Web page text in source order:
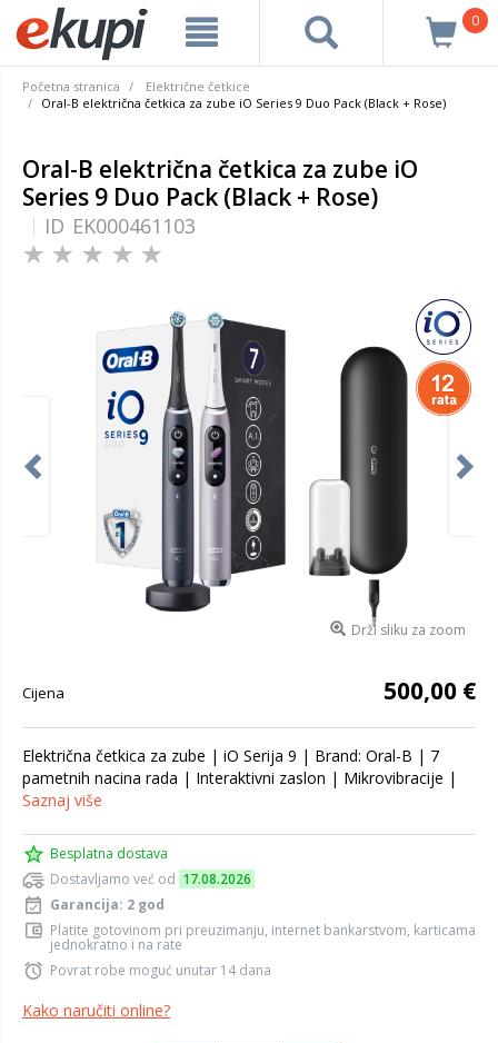
0
Početna stranica
Električne četkice
Oral-B električna četkica za zube iO Series 9 Duo Pack (Black + Rose)
Oral-B električna četkica za zube iO
Series 9 Duo Pack (Black + Rose)
ID EK000461103
Drži sliku za zoom
Cijena 500,00 €
Električna četkica za zube | iO Serija 9 | Brand: Oral-B | 7
pametnih nacina rada | Interaktivni zaslon | Mikrovibracije |
Saznaj više
Besplatna dostava
Dostavljamo već od 17.08.2026
Garancija: 2 god
Platite gotovinom pri preuzimanju, internet bankarstvom, karticama
jednokratno i na rate
Povrat robe moguć unutar 14 dana
Kako naručiti online?